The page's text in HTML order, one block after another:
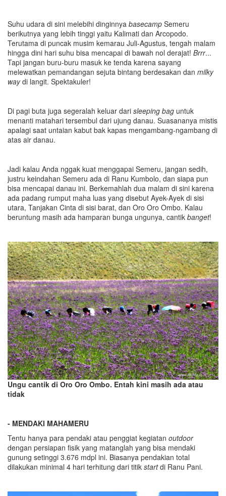
Suhu udara di sini melebihi dinginnya basecamp Semeru
berikutnya yang lebih tinggi yaitu Kalimati dan Arcopodo.
Terutama di puncak musim kemarau Juli-Agustus, tengah malam
hingga dini hari suhu bisa mencapai di bawah nol derajat! Brrr...
Tapi jangan buru-buru masuk ke tenda karena sayang
melewatkan pemandangan sejuta bintang berdesakan dan milky
waydi langit. Spektakuler!
Di pagi buta juga segeralah keluar dari sleeping bag untuk
menanti matahari tersembul dari ujung danau. Suasananya mistis
apalagi saat untaian kabut bak kapas mengambang-ngambang di
atas air danau.
Jadi kalau Anda nggak kuat menggapai Semeru, jangan sedih,
justru keindahan Semeru ada di Ranu Kumbolo, dan siapa pun
bisa mencapai danau ini. Berkemahlah dua malam di sini karena
ada padang rumput maha luas yang disebut Ayek-Ayek di sisi
utara, Tanjakan Cinta di sisi barat, dan Oro Oro Ombo. Kalau
beruntung masih ada hamparan bunga ungunya, cantik banget!
Ungu cantik di Oro Oro Ombo. Entah kini masih ada atau
tidak
- MENDAKI MAHAMERU
Tentu hanya para pendaki atau penggiat kegiatan outdoor
dengan persiapan fisik yang matanglah yang bisa mendaki
gunung setinggi 3.676 mdpl ini. Biasanya pendakian total
dilakukan minimal 4 hari terhitung dari titik startdi Ranu Pani.